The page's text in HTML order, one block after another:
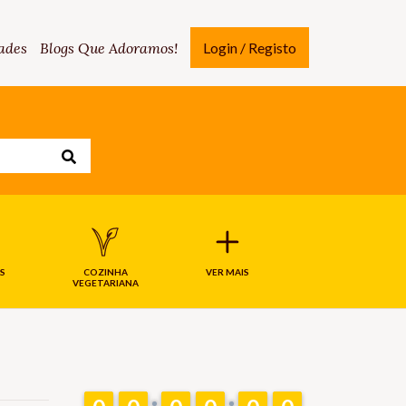
Blogs Que Adoramos! Login / Registo
COZINHA
VEGETARIANA
VER MAIS